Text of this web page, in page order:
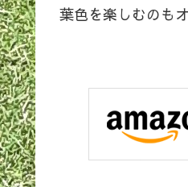
葉色を楽しむのも